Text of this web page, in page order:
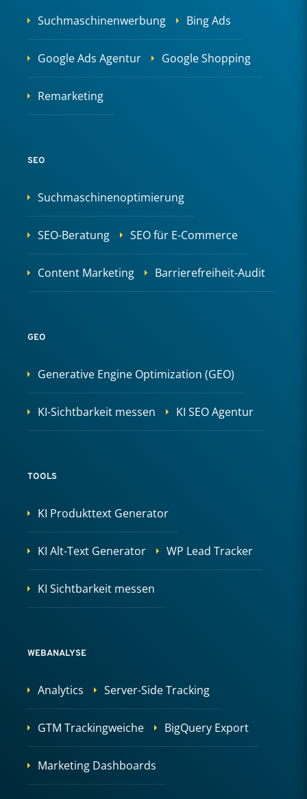
Suchmaschinenwerbung Bing Ads
Google Ads Agentur Google Shopping
Remarketing
SEO
Suchmaschinenoptimierung
SEO-Beratung SEO für E-Commerce
Content Marketing Barrierefreiheit-Audit
GEO
Generative Engine Optimization (GEO)
KI-Sichtbarkeit messen KI SEO Agentur
TOOLS
KI Produkttext Generator
KI Alt-Text Generator WP Lead Tracker
KI Sichtbarkeit messen
WEBANALYSE
Analytics Server-Side Tracking
GTM Trackingweiche BigQuery Export
Marketing Dashboards